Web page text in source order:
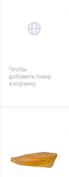
Чтобы
добавить товар
в корзину